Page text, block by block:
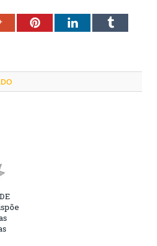
Google+PinterestLinkedInTumblr